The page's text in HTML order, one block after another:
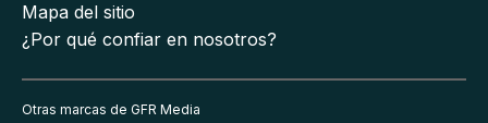
Mapa del sitio
¿Por qué confiar en nosotros?
Otras marcas de GFR Media